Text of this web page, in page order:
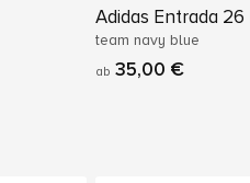
Adidas Entrada
team navy blue
ab 35,00 €